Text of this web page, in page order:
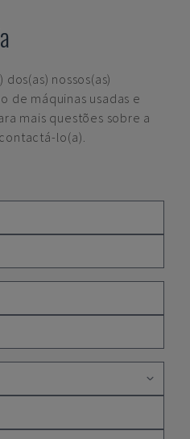
dos(as) nossos(as)
de máquinas usadas e
mais questões sobre a
lo(a).